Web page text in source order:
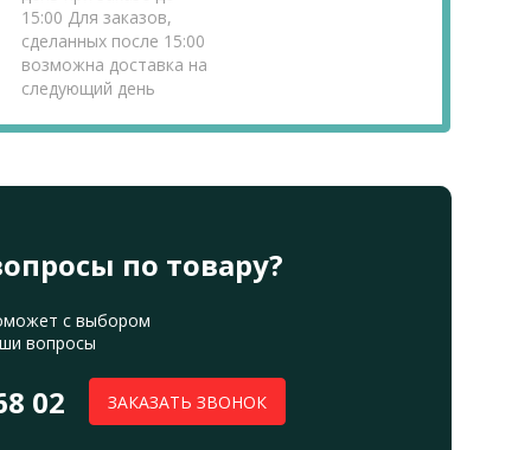
15:00 Для заказов,
сделанных после 15:00
возможна доставка на
следующий день
по товару?
с выбором
вопросы
02 ЗАКАЗАТЬ ЗВОНОК